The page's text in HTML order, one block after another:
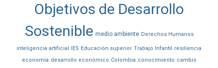
Objetivos de Desarrollo
Sostenible medio ambiente Derechos Humanos
inteligencia artificial IES Educación superior Trabajo Infantil resiliencia
economía desarrollo económico Colombia conocimiento cambio